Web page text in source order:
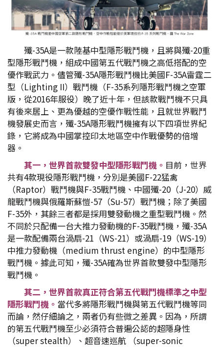
殲-35A是一款陸基中型隱形戰鬥機，且將與殲-20重
型隱形戰鬥機，組成中國第五代戰鬥機之高低搭配的空
優作戰武力。儘管殲-35A隱形戰鬥機比美國F-35A雷霆二
型（Lighting II）戰鬥機（F-35系列隱形戰鬥機之空軍
版，從2016年服役）晚了近十年，但該款戰鬥機不只具
有後來居上、更為優越的空優作戰性能，且就世界戰鬥
機發展史而言，殲-35A隱形戰鬥機擁有以下四項世界紀
錄，它將成為中國掌控印太地區空中作戰優勢的倍增
器。
其一，世界首款雙發中型隱形戰鬥機。 目前，世界
共有4款現役隱形戰鬥機，分別是美國F-22猛禽
（Raptor）戰鬥機與F-35戰鬥機、中國殲-20（J-20）威
龍戰鬥機與俄羅斯蘇愷-57（Su-57）戰鬥機；除了美國
F-35外，其餘三者都是採用雙發動機之重型戰鬥機。然
不同於只配備一台大推力發動機的F-35戰鬥機，殲-35A
是一款配備兩台渦扇-21（WS-21）或渦扇-19（WS-19）
中推力發動機（medium thrust engine）的中型隱形
戰鬥機。據此可知，殲-35A確為世界首款雙發中型隱形
戰鬥機。
其二，世界首款真正符合第五代戰鬥機標準之中型
隱形戰鬥機。 當代多將隱形戰鬥機與第五代戰鬥機等同
而論，然仔細論之，兩者仍有些微之差異。因為，所謂
的第五代戰鬥機至少必須符合普遍公認的超隱身性
（super stealth）、超音速巡航 （super-sonic